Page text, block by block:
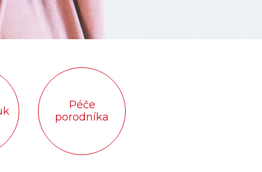
Péče
porodníka